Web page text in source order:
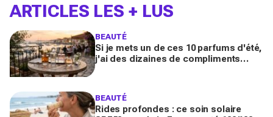
ARTICLES LES + LUS
BEAUTÉ
Si je mets un de ces 10 parfums d'été,
j'ai des dizaines de compliments
BEAUTÉ
Rides profondes : ce soin solaire